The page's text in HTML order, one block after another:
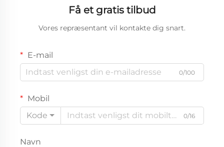
Få et gratis tilbud
Vores repræsentant vil kontakte dig snart.
E-mail
0/100
Mobil
Kode
0/16
Navn